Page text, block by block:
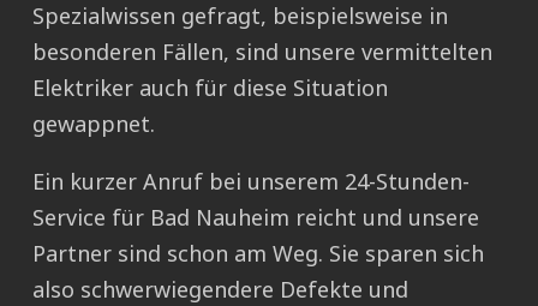
Spezialwissen gefragt, beispielsweise in
besonderen Fällen, sind unsere vermittelten
Elektriker auch für diese Situation
gewappnet.
Ein kurzer Anruf bei unserem 24-Stunden-
Service für Bad Nauheim reicht und unsere
Partner sind schon am Weg. Sie sparen sich
also schwerwiegendere Defekte und